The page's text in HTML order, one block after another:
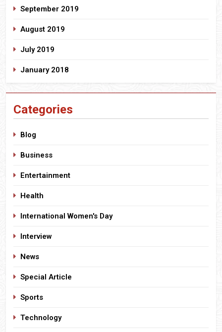
September 2019
August 2019
July 2019
January 2018
Categories
Blog
Business
Entertainment
Health
International Women's Day
Interview
News
Special Article
Sports
Technology